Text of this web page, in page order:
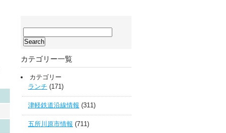
イ
内
検
索:
カテゴリー一覧
カテゴリー
ランチ (171)
津軽鉄道沿線情報 (311)
五所川原市情報 (711)